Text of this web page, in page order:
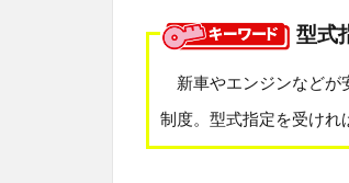
型式
新車やエンジンなどが
制度。型式指定を受けれ